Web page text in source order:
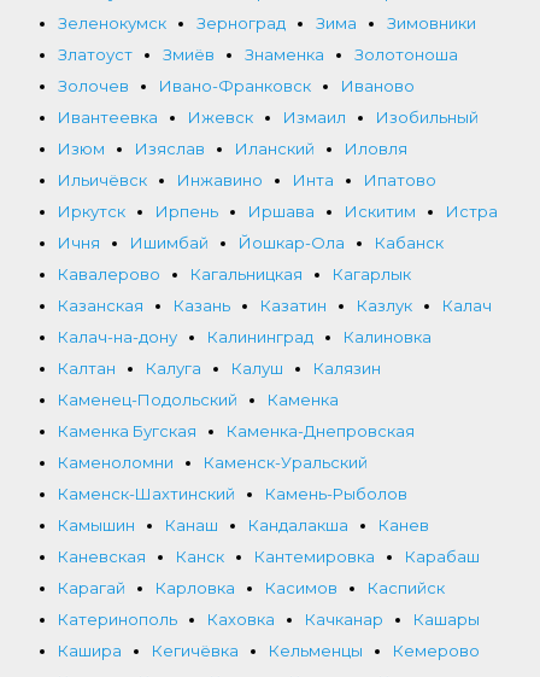
Зеленокумск
Зерноград Зима
Зимовники
Златоуст
Змиёв Знаменка
Золотоноша
Золочев
Ивано-Франковск
Иваново
Ивантеевка
Ижевск Измаил
Изобильный
Изюм
Изяслав Иланский
Иловля
Ильичёвск
Инжавино Инта
Ипатово
Иркутск
Ирпень Иршава Искитим
Истра
Ичня
Ишимбай Йошкар-Ола
Кабанск
Кавалерово
Кагальницкая
Кагарлык
Казанская
Казань Казатин Казлук
Калач
Калач-на-дону
Калининград
Калиновка
Калтан
Калуга Калуш
Калязин
Каменец-Подольский
Каменка
Каменка Бугская
Каменка-Днепровская
Каменоломни
Каменск-Уральский
Каменск-Шахтинский
Камень-Рыболов
Камышин
Канаш Кандалакша
Канев
Каневская
Канск Кантемировка
Карабаш
Карагай
Карловка Касимов
Каспийск
Катеринополь
Каховка Качканар
Кашары
Кашира
Кегичёвка Кельменцы
Кемерово